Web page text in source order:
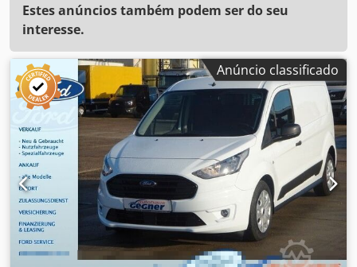
Estes anúncios também podem ser do seu
interesse.
Anúncio classificado